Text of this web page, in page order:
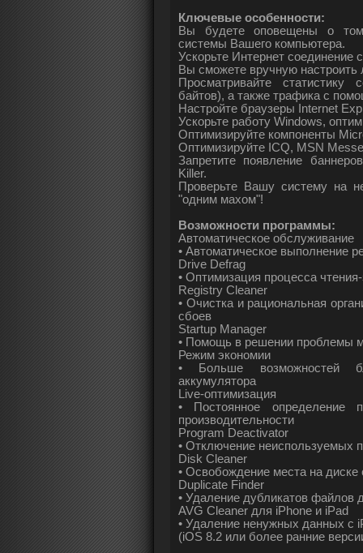
Ключевые особенности:
Вы будете оповещены о том,
системы Вашего компьютера.
Ускорьте Интернет
Вы сможете вручную
Просматривайте
байтов), а также трафика с
Настройте браузеры Internet
Ускорьте работу Windows,
Оптимизируйте компоненты
Оптимизируйте ICQ, MSN
Запретите появление
Killer.
Проверьте Вашу систему на
"одним махом"!
Возможности программы:
Автоматическое обслуживание
• Автоматическое выполнение
Drive Defrag
• Оптимизация процесса
Registry Cleaner
• Очистка и рациональная
сбоев
Startup Manager
• Помощь в решении проблемы
Режим экономии
• Больше возможностей
аккумулятора
Live-оптимизация
• Постоянное определение
производительности
Program Deactivator
• Отключение неиспользуемых
Disk Cleaner
• Освобождение места на
Duplicate Finder
• Удаление дубликатов файлов
AVG Cleaner для iPhone и iPad
• Удаление ненужных данных с
(iOS 8.2 или более ранние